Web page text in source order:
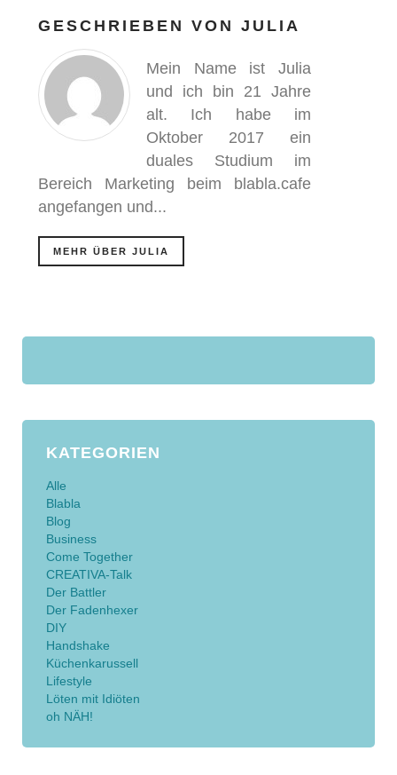
GESCHRIEBEN VON JULIA
Mein Name ist Julia
und ich bin 21 Jahre
alt. Ich habe im
Oktober 2017 ein
duales Studium im
Bereich Marketing beim blabla.cafe
angefangen und...
MEHR ÜBER JULIA
KATEGORIEN
Alle
Blabla
Blog
Business
Come Together
CREATIVA-Talk
Der Battler
Der Fadenhexer
DIY
Handshake
Küchenkarussell
Lifestyle
Löten mit Idiöten
oh NÄH!